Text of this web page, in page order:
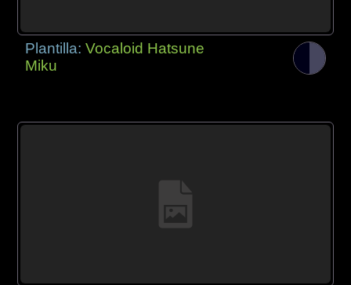
Plantilla:Vocaloid Hatsune
Miku